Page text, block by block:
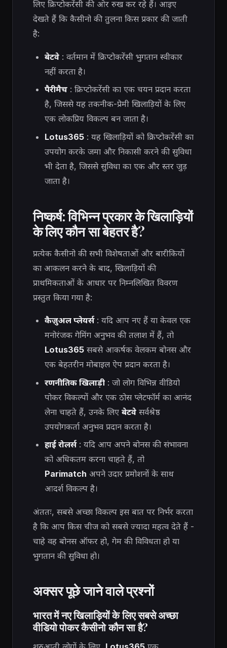
लिए क्रिप्टोकरेंसी की ओर रुख कर रहे हैं। आइए
देखते हैं कि कैसीनो की तुलना किस प्रकार की जाती
है:
बेटवे: वर्तमान में क्रिप्टोकरेंसी भुगतान स्वीकार
नहीं करता है।
पैरीमैच: क्रिप्टोकरेंसी का एक चयन प्रदान करता
है, जिससे यह तकनीक-प्रेमी खिलाड़ियों के लिए
एक लोकप्रिय विकल्प बन जाता है।
Lotus365: यह खिलाड़ियों को क्रिप्टोकरेंसी का
उपयोग करके जमा और निकासी करने की सुविधा
भी देता है, जिससे सुविधा का एक और स्तर जुड़
जाता है।
निष्कर्ष: विभिन्न प्रकार के खिलाड़ियों
के लिए कौन सा बेहतर है?
प्रत्येक कैसीनो की सभी विशेषताओं और बारीकियों
का आकलन करने के बाद, खिलाड़ियों की
प्राथमिकताओं के आधार पर निम्नलिखित विवरण
प्रस्तुत किया गया है:
कैज़ुअल प्लेयर्स: यदि आप नए हैं या केवल एक
मनोरंजक गेमिंग अनुभव की तलाश में हैं, तो
Lotus365सबसे आकर्षक वेलकम बोनस और
एक बेहतरीन मोबाइल ऐप प्रदान करता है।
रणनीतिक खिलाड़ी: जो लोग विभिन्न वीडियो
पोकर विकल्पों और एक ठोस प्लेटफॉर्म का आनंद
लेना चाहते हैं, उनके लिए बेटवेसर्वश्रेष्ठ
उपयोगकर्ता अनुभव प्रदान करता है।
हाई रोलर्स: यदि आप अपने बोनस की संभावना
को अधिकतम करना चाहते हैं, तो
Parimatch अपने उदार प्रमोशनों के साथ
आदर्श विकल्प है।
अंततः, सबसे अच्छा विकल्प इस बात पर निर्भर करता
है कि आप किस चीज को सबसे ज्यादा महत्व देते हैं -
चाहे वह बोनस ऑफर हो, गेम की विविधता हो या
भुगतान की सुविधा हो।
अक्सर पूछे जाने वाले प्रश्नों
भारत में नए खिलाड़ियों के लिए सबसे अच्छा
वीडियो पोकर कैसीनो कौन सा है?